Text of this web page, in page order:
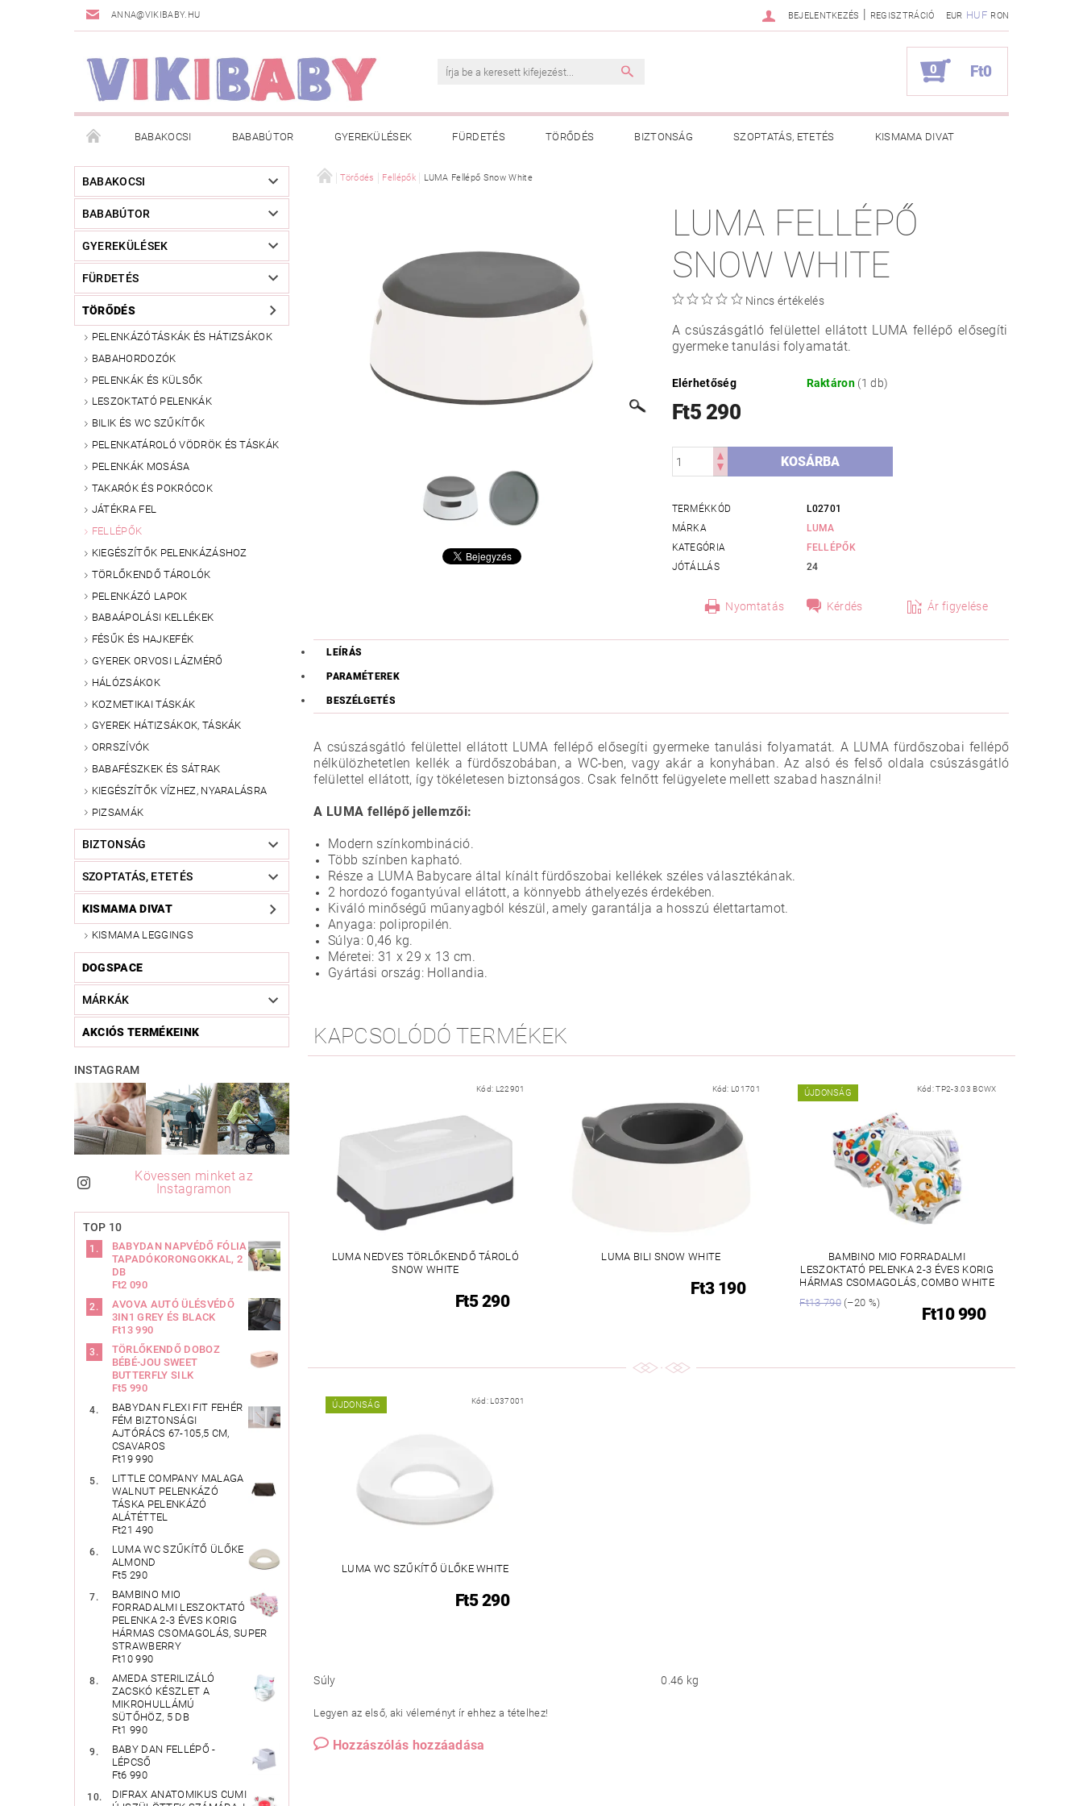
ANNA@VIKIBABY.HU EUR HUF RON
BEJELENTKEZÉS | REGISZTRÁCIÓ
0 Ft0
BABAKOCSI BABABÚTOR GYEREKÜLÉSEK FÜRDETÉS TÖRŐDÉS BIZTONSÁG SZOPTATÁS, ETETÉS KISMAMA DIVAT
DOGSPACE AKCIÓS TERMÉKEINK VÁSÁRLÁSI FELTÉTELEK
TÖRZSVÁSÁRLÓI PROGRAM RÓLUNK HASZNOS TANÁCSOK RENDELÉSEM
BABAKOCSI
BABABÚTOR
GYEREKÜLÉSEK
FÜRDETÉS
TÖRŐDÉS
PELENKÁZÓTÁSKÁK ÉS HÁTIZSÁKOK
BABAHORDOZÓK
PELENKÁK ÉS KÜLSŐK
LESZOKTATÓ PELENKÁK
BILIK ÉS WC SZŰKÍTŐK
PELENKATÁROLÓ VÖDRÖK ÉS TÁSKÁK
PELENKÁK MOSÁSA
TAKARÓK ÉS POKRÓCOK
JÁTÉKRA FEL
FELLÉPŐK
KIEGÉSZÍTŐK PELENKÁZÁSHOZ
TÖRLŐKENDŐ TÁROLÓK
PELENKÁZÓ LAPOK
BABAÁPOLÁSI KELLÉKEK
FÉSŰK ÉS HAJKEFÉK
GYEREK ORVOSI LÁZMÉRŐ
HÁLÓZSÁKOK
KOZMETIKAI TÁSKÁK
GYEREK HÁTIZSÁKOK, TÁSKÁK
ORRSZÍVÓK
BABAFÉSZKEK ÉS SÁTRAK
KIEGÉSZÍTŐK VÍZHEZ, NYARALÁSRA
PIZSAMÁK
BIZTONSÁG
SZOPTATÁS, ETETÉS
KISMAMA DIVAT
KISMAMA LEGGINGS
DOGSPACE
MÁRKÁK
AKCIÓS TERMÉKEINK
INSTAGRAM
Kövessen minket az
Instagramon
TOP 10
BABYDAN NAPVÉDŐ FÓLIA
TAPADÓKORONGOKKAL, 2
DB
Ft2 090
AVOVA AUTÓ ÜLÉSVÉDŐ
3IN1 GREY ÉS BLACK
Ft13 990
TÖRLŐKENDŐ DOBOZ
BÉBÉ-JOU SWEET
BUTTERFLY SILK
Ft5 990
BABYDAN FLEXI FIT FEHÉR
FÉM BIZTONSÁGI
AJTÓRÁCS 67-105,5 CM,
CSAVAROS
Ft19 990
LITTLE COMPANY MALAGA
WALNUT PELENKÁZÓ
TÁSKA PELENKÁZÓ
ALÁTÉTTEL
Ft21 490
LUMA WC SZŰKÍTŐ ÜLŐKE
ALMOND
Ft5 290
BAMBINO MIO
FORRADALMI LESZOKTATÓ
PELENKA 2-3 ÉVES KORIG
HÁRMAS CSOMAGOLÁS, SUPER
STRAWBERRY
Ft10 990
AMEDA STERILIZÁLÓ
ZACSKÓ KÉSZLET A
MIKROHULLÁMÚ
SÜTŐHÖZ, 5 DB
Ft1 990
BABY DAN FELLÉPŐ -
LÉPCSŐ
Ft6 990
DIFRAX ANATOMIKUS CUMI
Törődés Fellépők LUMA Fellépő Snow White
LUMA FELLÉPŐ
SNOW WHITE
Nincs értékelés
A csúszásgátló felülettel ellátott LUMA fellépő elősegíti
gyermeke tanulási folyamatát.
Elérhetőség Raktáron (1 db)
Ft5 290
TERMÉKKÓD
L02701
MÁRKA
LUMA
KATEGÓRIA
FELLÉPŐK
JÓTÁLLÁS
24
Nyomtatás Kérdés Ár figyelése
LEÍRÁS
PARAMÉTEREK
BESZÉLGETÉS
A csúszásgátló felülettel ellátott LUMA fellépő elősegíti gyermeke tanulási folyamatát. A LUMA fürdőszobai fellépő
nélkülözhetetlen kellék a fürdőszobában, a WC-ben, vagy akár a konyhában. Az alsó és felső oldala csúszásgátló
felülettel ellátott, így tökéletesen biztonságos. Csak felnőtt felügyelete mellett szabad használni!
A LUMA fellépő jellemzői:
Modern színkombináció.
Több színben kapható.
Része a LUMA Babycare által kínált fürdőszobai kellékek széles választékának.
2 hordozó fogantyúval ellátott, a könnyebb áthelyezés érdekében.
Kiváló minőségű műanyagból készül, amely garantálja a hosszú élettartamot.
Anyaga: polipropilén.
Súlya: 0,46 kg.
Méretei: 31 x 29 x 13 cm.
Gyártási ország: Hollandia.
KAPCSOLÓDÓ TERMÉKEK
Kód: L22901
LUMA NEDVES TÖRLŐKENDŐ TÁROLÓ
SNOW WHITE
Ft5 290
Kód: L01701
LUMA BILI SNOW WHITE
Ft3 190
ÚJDONSÁG Kód:TP2-3.03 BCWX
BAMBINO MIO FORRADALMI
LESZOKTATÓ PELENKA 2-3 ÉVES KORIG
HÁRMAS CSOMAGOLÁS, COMBO WHITE
Ft13 790(–20 %)
Ft10 990
ÚJDONSÁG Kód: L037001
LUMA WC SZŰKÍTŐ ÜLŐKE WHITE
Ft5 290
Súly 0.46 kg
Legyen az első, aki véleményt ír ehhez a tételhez!
Hozzászólás hozzáadása